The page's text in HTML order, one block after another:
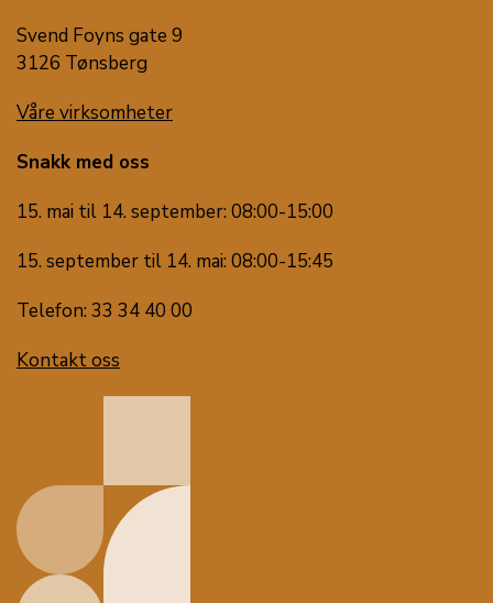
Svend Foyns gate 9
3126 Tønsberg
Våre virksomheter
Snakk med oss
15. mai til 14. september: 08:00-15:00
15. september til 14. mai: 08:00-15:45
Telefon: 33 34 40 00
Kontakt oss